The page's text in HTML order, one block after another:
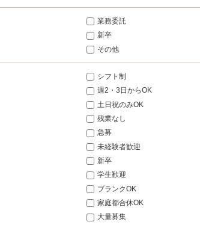
業務委託
新卒
その他
シフト制
週2・3日からOK
土日祝のみOK
残業なし
急募
未経験者歓迎
新卒
学生歓迎
ブランクOK
家庭都合休OK
大量募集